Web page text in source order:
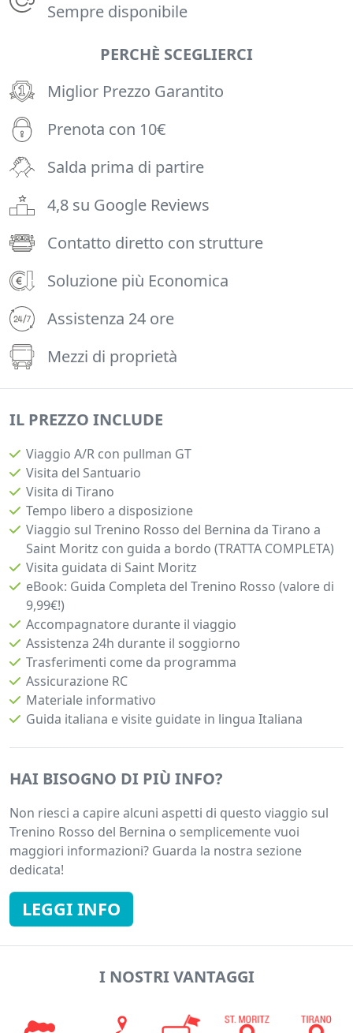
Sempre disponibile
PERCHÈ SCEGLIERCI
Miglior Prezzo Garantito
Prenota con 10€
Salda prima di partire
4,8 su Google Reviews
Contatto diretto con strutture
Soluzione più Economica
Assistenza 24 ore
Mezzi di proprietà
IL PREZZO INCLUDE
Viaggio A/R con pullman GT
Visita del Santuario
Visita di Tirano
Tempo libero a disposizione
Viaggio sul Trenino Rosso del Bernina da Tirano a
Saint Moritz con guida a bordo (TRATTA COMPLETA)
Visita guidata di Saint Moritz
eBook: Guida Completa del Trenino Rosso (valore di
9,99€!)
Accompagnatore durante il viaggio
Assistenza 24h durante il soggiorno
Trasferimenti come da programma
Assicurazione RC
Materiale informativo
Guida italiana e visite guidate in lingua Italiana
HAI BISOGNO DI PIÙ INFO?
Non riesci a capire alcuni aspetti di questo viaggio sul
Trenino Rosso del Bernina o semplicemente vuoi
maggiori informazioni? Guarda la nostra sezione
dedicata!
LEGGI INFO
I NOSTRI VANTAGGI